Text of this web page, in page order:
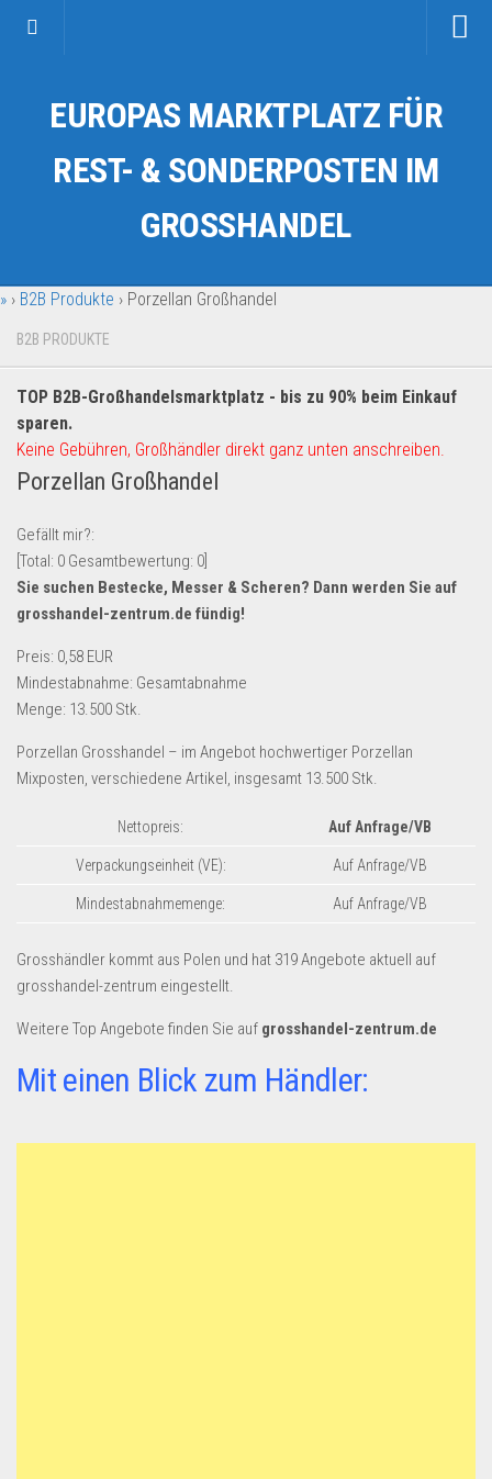
Kategorien
Auto & Motorrad
Fahrzeuge & Transport
Garten & Werkzeug
Geschäft, Büro & Schreibwaren
Geschenkartikel
Handy und Smartphone
Kosmetik & Pflege
Multimedia & Elektro
Münzen
Schuhe & Accessoires
Sport & Freizeit
Wohnen & Einrichten
Saison & Eventprodkte
Dropshipping-Produkte
B2B Produkte
Aldi
EUROPAS MARKTPLATZ FÜR
REST- & SONDERPOSTEN IM
GROSSHANDEL
» › B2B Produkte › Porzellan Großhandel
B2B PRODUKTE
TOP B2B-Großhandelsmarktplatz - bis zu 90% beim Einkauf
sparen.
Keine Gebühren, Großhändler direkt ganz unten anschreiben.
Porzellan Großhandel
Gefällt mir?:
[Total: 0 Gesamtbewertung: 0
Sie suchen Bestecke, Messer & Scheren? Dann werden Sie auf
grosshandel-zentrum.de fündig!
Preis: 0,58 EUR
Mindestabnahme: Gesamtabnahme
Menge: 13.500 Stk.
Porzellan Grosshandel – im Angebot hochwertiger Porzellan
Mixposten, verschiedene Artikel, insgesamt 13.500 Stk.
Nettopreis: Auf Anfrage/VB
Verpackungseinheit (VE): Auf Anfrage/VB
Mindestabnahmemenge: Auf Anfrage/VB
Grosshändler kommt aus Polen und hat 319 Angebote aktuell auf
grosshandel-zentrum eingestellt.
Weitere Top Angebote finden Sie auf grosshandel-zentrum.de
Mit einen Blick zum Händler: